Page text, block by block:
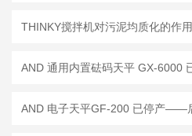
THINKY搅拌机对污泥均质化的作用